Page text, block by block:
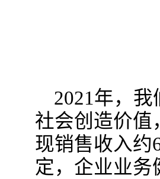
2021年，
社会创造价值
现销售收入约
定，企业业务